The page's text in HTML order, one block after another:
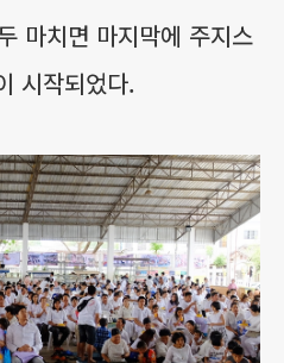
마치면 마지막에 주지스
시작되었다.